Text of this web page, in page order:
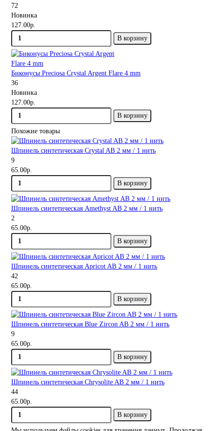
72
Новинка
127.00р.
В корзину
Биконусы Preciosa Crystal Argent Flare 4 mm
36
Новинка
127.00р.
В корзину
Похожие товары
Шпинель синтетическая Crystal AB 2 мм / 1 нить
9
65.00р.
В корзину
Шпинель синтетическая Amethyst AB 2 мм / 1 нить
2
65.00р.
В корзину
Шпинель синтетическая Apricot AB 2 мм / 1 нить
42
65.00р.
В корзину
Шпинель синтетическая Blue Zircon AB 2 мм / 1 нить
9
65.00р.
В корзину
Шпинель синтетическая Chrysolite AB 2 мм / 1 нить
44
65.00р.
В корзину